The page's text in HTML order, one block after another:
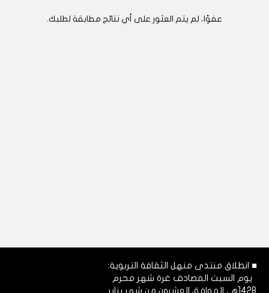
عفوًا، لم يتم العثور على أي نتائج مطابقة لطلبك.
■ انطلاق منتدى منهل الثقافة التربوية:
يوم السبت المصادف غرة شهر محرم
1428هـ، الموافق العشرون من شهر يناير